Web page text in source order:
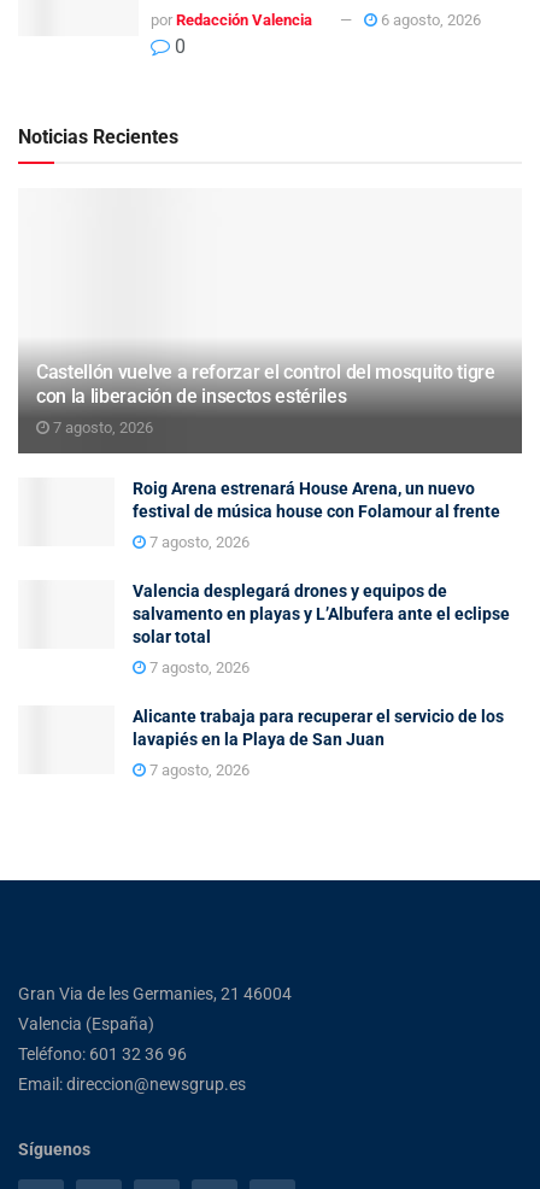
por Redacción Valencia 6 agosto, 2026
0
Noticias Recientes
Castellón vuelve a reforzar el control del mosquito tigre
con la liberación de insectos estériles
7 agosto, 2026
Roig Arena estrenará House Arena, un nuevo
festival de música house con Folamour al frente
7 agosto, 2026
Valencia desplegará drones y equipos de
salvamento en playas y L’Albufera ante el eclipse
solar total
7 agosto, 2026
Alicante trabaja para recuperar el servicio de los
lavapiés en la Playa de San Juan
7 agosto, 2026
Gran Via de les Germanies, 21 46004
Valencia (España)
Teléfono: 601 32 36 96
Email: direccion@newsgrup.es
Síguenos